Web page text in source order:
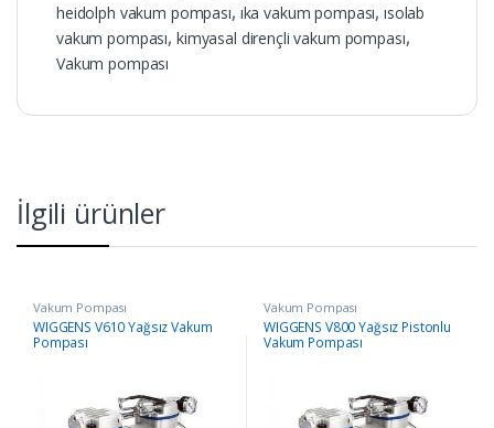
heidolph vakum pompası, ıka vakum pompası,ısolab
vakum pompası, kimyasal dirençli vakum pompası,
Vakum pompası
İlgili ürünler
Vakum Pompası
WIGGENS V610 Yağsız Vakum
Pompası
Vakum Pompası
WIGGENS V800 Yağsız Pistonlu
Vakum Pompası